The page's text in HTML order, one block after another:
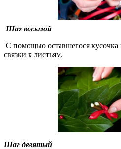
Шаг восьмой
С помощью оставшегося
связки к листьям.
Шаг девятый